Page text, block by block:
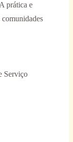
prática e
Serviço